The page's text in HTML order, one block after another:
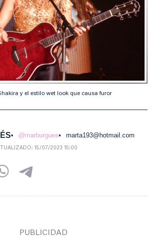
y el estilo wet look que causa furor
@marburgues marta193@hotmail.com
15/07/2023 15:00